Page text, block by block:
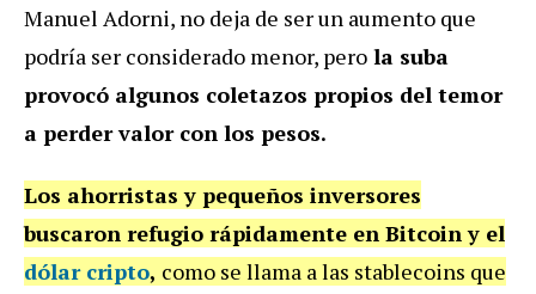
Manuel Adorni, no deja de ser un aumento que
podría ser considerado menor, pero la suba
provocó algunos coletazos propios del temor
a perder valor con los pesos.
Los ahorristas y pequeños inversores
buscaron refugio rápidamente en Bitcoin y el
dólar cripto, como se llama a las stablecoins que